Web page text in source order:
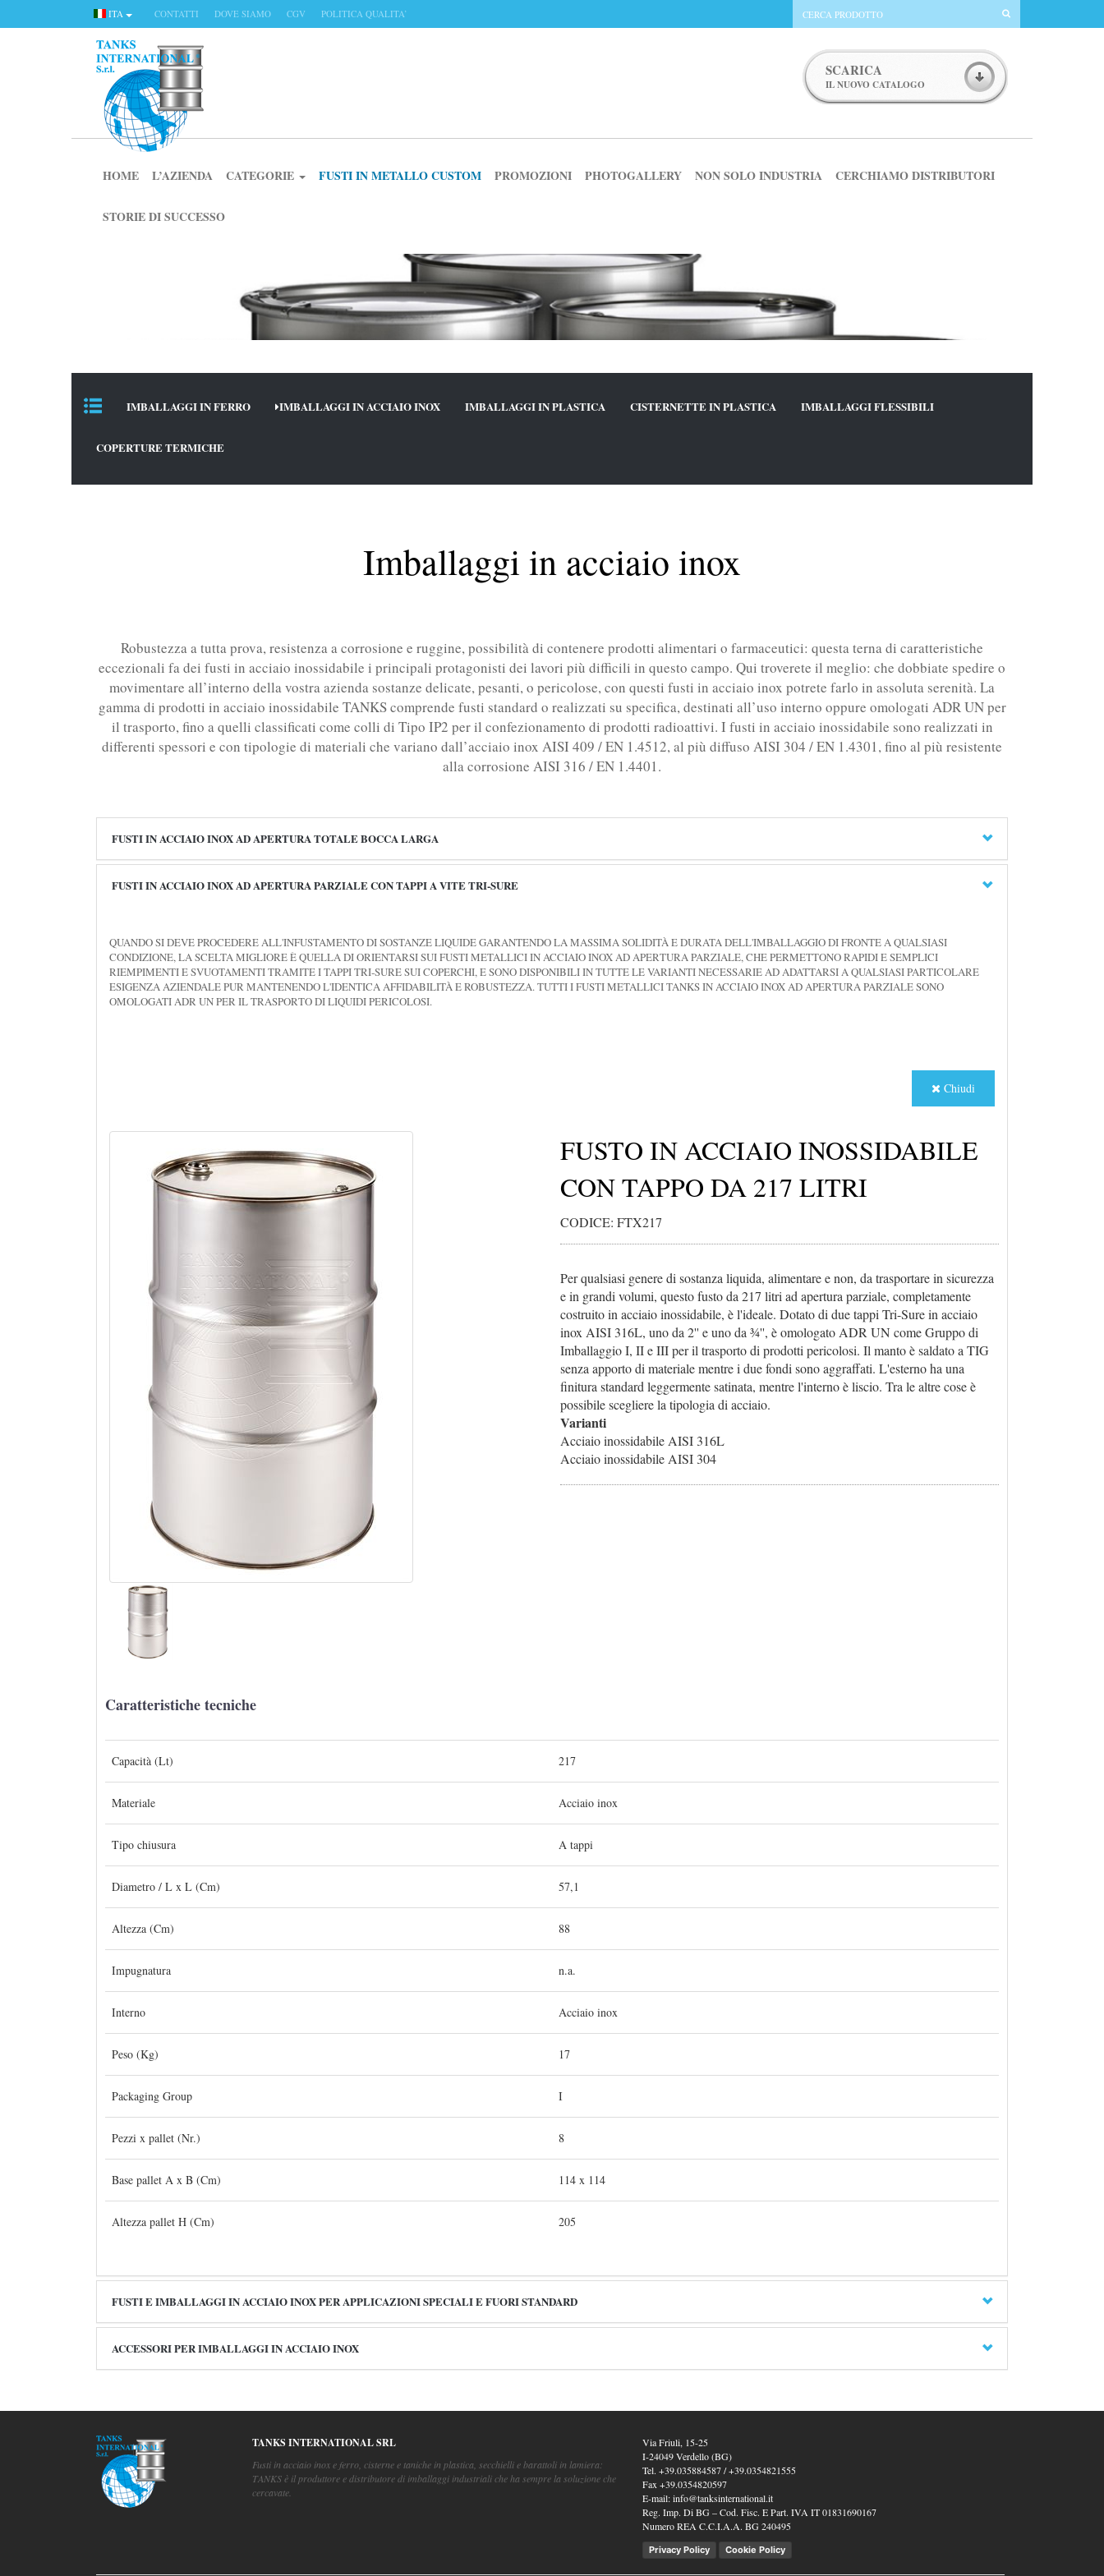
ITA CONTATTI DOVE SIAMO CGV POLITICA QUALITA’
SCARICA
IL NUOVO CATALOGO
HOME L’AZIENDA CATEGORIE FUSTI IN METALLO CUSTOM PROMOZIONI PHOTOGALLERY NON SOLO INDUSTRIA CERCHIAMO DISTRIBUTORI
STORIE DI SUCCESSO
IMBALLAGGI IN FERRO IMBALLAGGI IN ACCIAIO INOX IMBALLAGGI IN PLASTICA CISTERNETTE IN PLASTICA IMBALLAGGI FLESSIBILI
COPERTURE TERMICHE
Imballaggi in acciaio inox
Robustezza a tutta prova, resistenza a corrosione e ruggine, possibilità di contenere prodotti alimentari o farmaceutici: questa terna di caratteristiche
eccezionali fa dei fusti in acciaio inossidabile i principali protagonisti dei lavori più difficili in questo campo. Qui troverete il meglio: che dobbiate spedire o
movimentare all’interno della vostra azienda sostanze delicate, pesanti, o pericolose, con questi fusti in acciaio inox potrete farlo in assoluta serenità. La
gamma di prodotti in acciaio inossidabile TANKS comprende fusti standard o realizzati su specifica, destinati all’uso interno oppure omologati ADR UN per
il trasporto, fino a quelli classificati come colli di Tipo IP2 per il confezionamento di prodotti radioattivi. I fusti in acciaio inossidabile sono realizzati in
differenti spessori e con tipologie di materiali che variano dall’acciaio inox AISI 409 / EN 1.4512, al più diffuso AISI 304 / EN 1.4301, fino al più resistente
alla corrosione AISI 316 / EN 1.4401.
FUSTI IN ACCIAIO INOX AD APERTURA TOTALE BOCCA LARGA
FUSTI IN ACCIAIO INOX AD APERTURA PARZIALE CON TAPPI A VITE TRI-SURE
QUANDO SI DEVE PROCEDERE ALL'INFUSTAMENTO DI SOSTANZE LIQUIDE GARANTENDO LA MASSIMA SOLIDITÀ E DURATA DELL'IMBALLAGGIO DI FRONTE A QUALSIASI
CONDIZIONE, LA SCELTA MIGLIORE È QUELLA DI ORIENTARSI SUI FUSTI METALLICI IN ACCIAIO INOX AD APERTURA PARZIALE, CHE PERMETTONO RAPIDI E SEMPLICI
RIEMPIMENTI E SVUOTAMENTI TRAMITE I TAPPI TRI-SURE SUI COPERCHI, E SONO DISPONIBILI IN TUTTE LE VARIANTI NECESSARIE AD ADATTARSI A QUALSIASI PARTICOLARE
ESIGENZA AZIENDALE PUR MANTENENDO L'IDENTICA AFFIDABILITÀ E ROBUSTEZZA. TUTTI I FUSTI METALLICI TANKS IN ACCIAIO INOX AD APERTURA PARZIALE SONO
OMOLOGATI ADR UN PER IL TRASPORTO DI LIQUIDI PERICOLOSI.
Chiudi
FUSTO IN ACCIAIO INOSSIDABILE
CON TAPPO DA 217 LITRI
CODICE: FTX217
Per qualsiasi genere di sostanza liquida, alimentare e non, da trasportare in sicurezza
e in grandi volumi, questo fusto da 217 litri ad apertura parziale, completamente
costruito in acciaio inossidabile, è l'ideale. Dotato di due tappi Tri-Sure in acciaio
inox AISI 316L, uno da 2'' e uno da ¾'', è omologato ADR UN come Gruppo di
Imballaggio I, II e III per il trasporto di prodotti pericolosi. Il manto è saldato a TIG
senza apporto di materiale mentre i due fondi sono aggraffati. L'esterno ha una
finitura standard leggermente satinata, mentre l'interno è liscio. Tra le altre cose è
possibile scegliere la tipologia di acciaio.
Varianti
Acciaio inossidabile AISI 316L
Acciaio inossidabile AISI 304
Caratteristiche tecniche
Capacità (Lt) 217
Materiale Acciaio inox
Tipo chiusura A tappi
Diametro / L x L (Cm) 57,1
Altezza (Cm) 88
Impugnatura n.a.
Interno Acciaio inox
Peso (Kg) 17
Packaging Group I
Pezzi x pallet (Nr.) 8
Base pallet A x B (Cm) 114 x 114
Altezza pallet H (Cm) 205
FUSTI E IMBALLAGGI IN ACCIAIO INOX PER APPLICAZIONI SPECIALI E FUORI STANDARD
ACCESSORI PER IMBALLAGGI IN ACCIAIO INOX
TANKS INTERNATIONAL SRL
Fusti in acciaio inox e ferro, cisterne e taniche in plastica, secchielli e barattoli in lamiera:
TANKS è il produttore e distributore di imballaggi industriali che ha sempre la soluzione che
cercavate.
Via Friuli, 15-25
I-24049 Verdello (BG)
Tel. +39.035884587/+39.0354821555
Fax +39.0354820597
E-mail:info@tanksinternational.it
Reg. Imp. Di BG – Cod. Fisc. E Part. IVA IT 01831690167
Numero REA C.C.I.A.A. BG 240495
Privacy Policy Cookie Policy